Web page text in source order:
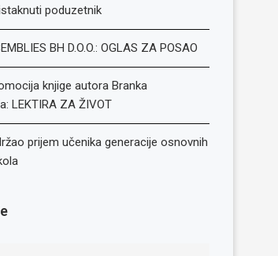
poduzetnik
BH D.O.O.: OGLAS ZA POSAO
knjige autora Branka
LEKTIRA ZA ŽIVOT
prijem učenika generacije osnovnih